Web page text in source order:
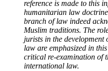
reference is made to this
humanitarian law
branch of law indeed
Muslim traditions. The
jurists in the
law are emphasized in
critical re-examination of
international law.